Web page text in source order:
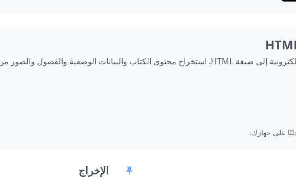
على جهازك.
الإخراج